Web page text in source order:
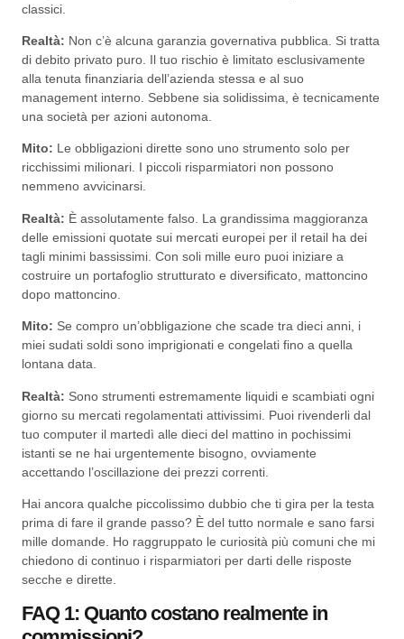
classici.
Realtà: Non c’è alcuna garanzia governativa pubblica. Si tratta
di debito privato puro. Il tuo rischio è limitato esclusivamente
alla tenuta finanziaria dell’azienda stessa e al suo
management interno. Sebbene sia solidissima, è tecnicamente
una società per azioni autonoma.
Mito: Le obbligazioni dirette sono uno strumento solo per
ricchissimi milionari. I piccoli risparmiatori non possono
nemmeno avvicinarsi.
Realtà: È assolutamente falso. La grandissima maggioranza
delle emissioni quotate sui mercati europei per il retail ha dei
tagli minimi bassissimi. Con soli mille euro puoi iniziare a
costruire un portafoglio strutturato e diversificato, mattoncino
dopo mattoncino.
Mito: Se compro un’obbligazione che scade tra dieci anni, i
miei sudati soldi sono imprigionati e congelati fino a quella
lontana data.
Realtà: Sono strumenti estremamente liquidi e scambiati ogni
giorno su mercati regolamentati attivissimi. Puoi rivenderli dal
tuo computer il martedì alle dieci del mattino in pochissimi
istanti se ne hai urgentemente bisogno, ovviamente
accettando l’oscillazione dei prezzi correnti.
Hai ancora qualche piccolissimo dubbio che ti gira per la testa
prima di fare il grande passo? È del tutto normale e sano farsi
mille domande. Ho raggruppato le curiosità più comuni che mi
chiedono di continuo i risparmiatori per darti delle risposte
secche e dirette.
FAQ 1: Quanto costano realmente in